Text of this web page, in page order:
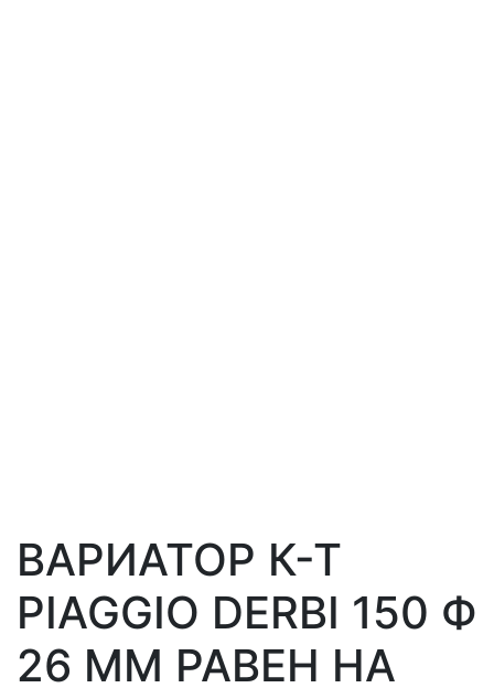
ВАРИАТОР К-Т
PIAGGIO DERBI 150 Ф
26 ММ РАВЕН НА